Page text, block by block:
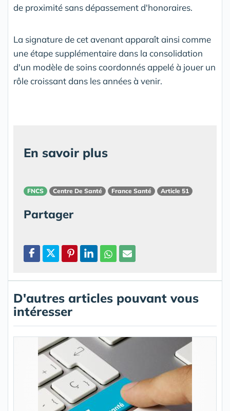
de proximité sans dépassement d'honoraires.
La signature de cet avenant apparaît ainsi comme
une étape supplémentaire dans la consolidation
d'un modèle de soins coordonnés appelé à jouer un
rôle croissant dans les années à venir.
En savoir plus
FNCS Centre De Santé France Santé Article 51
Partager
D'autres articles pouvant vous
intéresser